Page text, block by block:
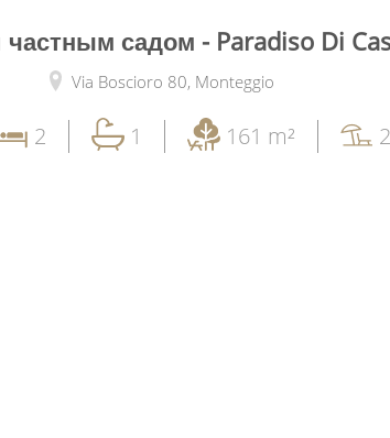
садом - Paradiso Di
Via Boscioro 80, Monteggio
2 1 161 m²